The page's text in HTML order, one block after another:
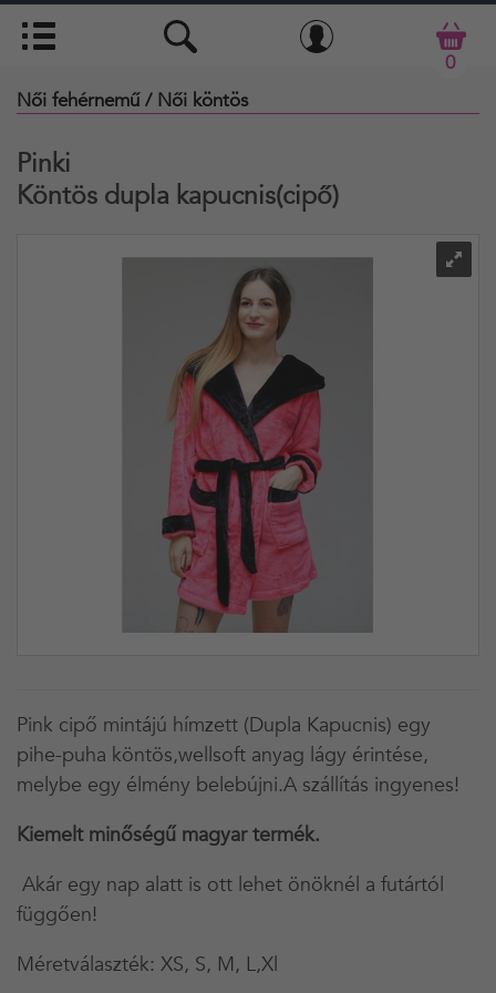
0
Női fehérnemű / Női köntös
Pinki
Köntös dupla kapucnis(cipő)
Pink cipő mintájú hímzett (Dupla Kapucnis) egy
pihe-puha köntös,wellsoft anyag lágy érintése,
melybe egy élmény belebújni.A szállítás ingyenes!
Kiemelt minőségű magyar termék.
Akár egy nap alatt is ott lehet önöknél a futártól
függően!
Méretválaszték: XS, S, M, L,Xl